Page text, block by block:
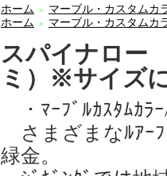
ホーム
＞
マーブル・カスタムカ
ホーム
＞ マーブル・カスタムカ
スパイナロー
ミ）※サイズ
・ﾏｰﾌﾞﾙｶｽﾀﾑｶﾗ
さまざまなﾙｱｰﾌ
緑金。